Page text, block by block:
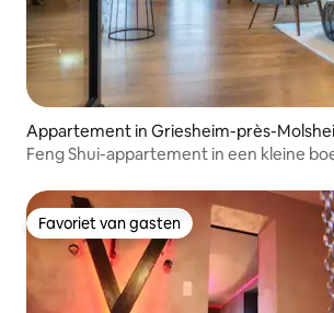
Appartement in Griesheim-près-
Feng Shui-appartement in een kleine
Favoriet van gasten
Favoriet van gasten